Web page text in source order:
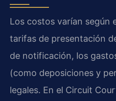
Los costos varían según
tarifas de presentación
de notificación, los
(como deposiciones y
legales. En el Circuit